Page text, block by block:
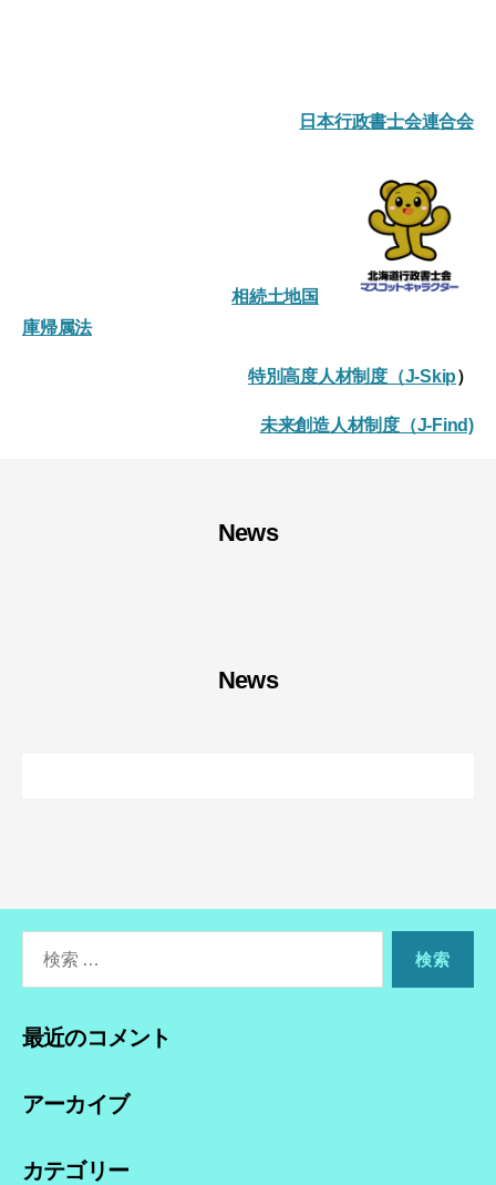
日本行政書士会連合会
相続土地国
庫帰属法
特別高度人材制度（J-Skip）
未来創造人材制度（J-Find)
News
News
対
最近のコメント
アーカイブ
カテゴリー